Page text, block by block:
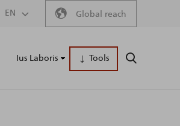
EN Global reach
Main
Ius Laboris Tools SEARCH